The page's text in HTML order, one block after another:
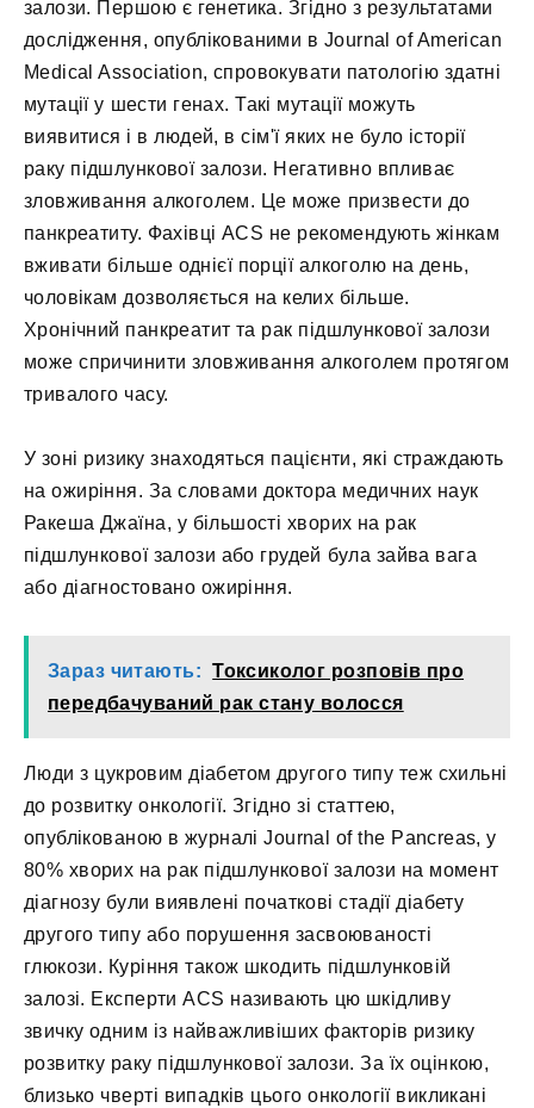
залози. Першою є генетика. Згідно з результатами
дослідження, опублікованими в Journal of American
Medical Association, спровокувати патологію здатні
мутації у шести генах. Такі мутації можуть
виявитися і в людей, в сім'ї яких не було історії
раку підшлункової залози. Негативно впливає
зловживання алкоголем. Це може призвести до
панкреатиту. Фахівці ACS не рекомендують жінкам
вживати більше однієї порції алкоголю на день,
чоловікам дозволяється на келих більше.
Хронічний панкреатит та рак підшлункової залози
може спричинити зловживання алкоголем протягом
тривалого часу.
У зоні ризику знаходяться пацієнти, які страждають
на ожиріння. За словами доктора медичних наук
Ракеша Джаїна, у більшості хворих на рак
підшлункової залози або грудей була зайва вага
або діагностовано ожиріння.
Зараз читають: Токсиколог розповів про
передбачуваний рак стану волосся
Люди з цукровим діабетом другого типу теж схильні
до розвитку онкології. Згідно зі статтею,
опублікованою в журналі Journal of the Pancreas, у
80% хворих на рак підшлункової залози на момент
діагнозу були виявлені початкові стадії діабету
другого типу або порушення засвоюваності
глюкози. Куріння також шкодить підшлунковій
залозі. Експерти ACS називають цю шкідливу
звичку одним із найважливіших факторів ризику
розвитку раку підшлункової залози. За їх оцінкою,
близько чверті випадків цього онкології викликані